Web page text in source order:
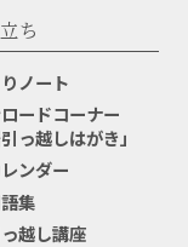
ち
ノート
ードコーナー
引っ越しはがき」
ンダー
集
越し講座